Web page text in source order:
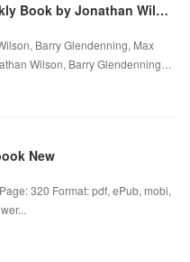
DOWNLOADS The Football Weekly Book by Jonathan Wilson, Barry Glendenning, Max Rushden
Barry Glendenning, Max
Wilson, Barry Glendenning…
New
320 Format: pdf, ePub, mobi,